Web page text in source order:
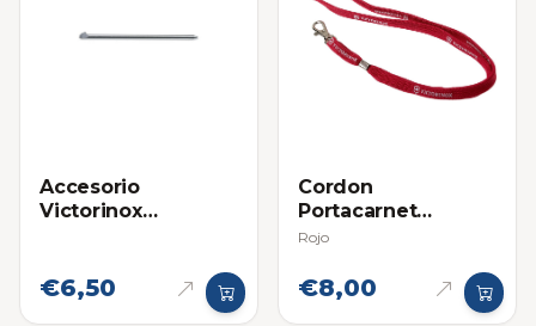
Accesorio
Victorinox
Multifuncional
€6,50
Cordon
Portacarnet
Victorinox
Rojo
€8,00